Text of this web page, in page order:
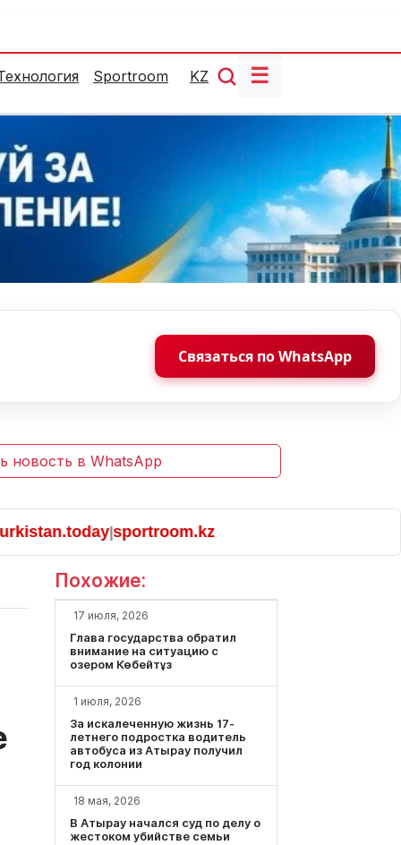
Sportroom KZ ☰
Связаться по WhatsApp
новость в WhatsApp
|sportroom.kz
Похожие:
17 июля, 2026
Глава государства обратил
внимание на ситуацию с
озером Көбейтұз
1 июля, 2026
За искалеченную жизнь 17-
летнего подростка водитель
автобуса из Атырау получил
год колонии
18 мая, 2026
В Атырау начался суд по делу о
жестоком убийстве семьи